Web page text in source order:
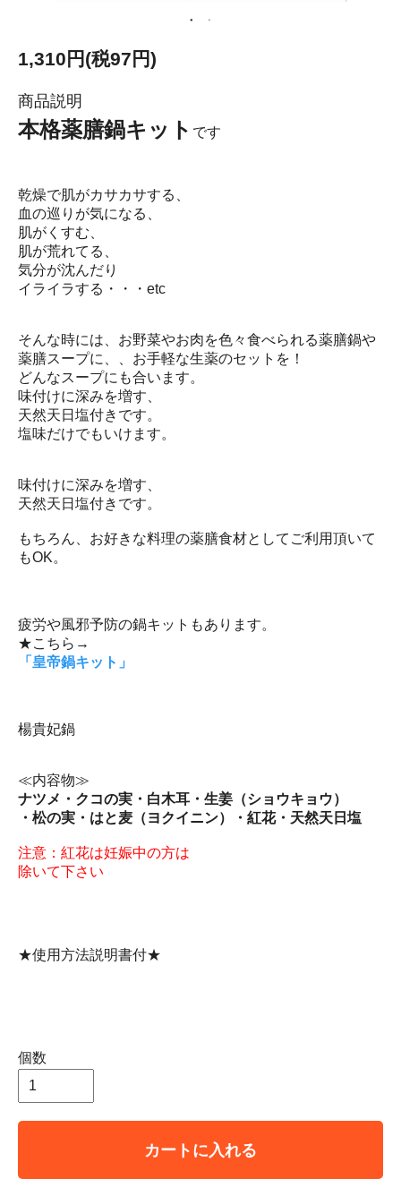
1,310円(税97円)
商品説明
本格薬膳鍋キット です
乾燥で肌がカサカサする、
血の巡りが気になる、
肌がくすむ、
肌が荒れてる、
気分が沈んだり
イライラする・・・etc
そんな時には、お野菜やお肉を色々食べられる薬膳鍋や
薬膳スープに、、お手軽な生薬のセットを！
どんなスープにも合います。
味付けに深みを増す、
天然天日塩付きです。
塩味だけでもいけます。
味付けに深みを増す、
天然天日塩付きです。
もちろん、お好きな料理の薬膳食材としてご利用頂いて
もOK。
疲労や風邪予防の鍋キットもあります。
★こちら→
「皇帝鍋キット」
楊貴妃鍋
≪内容物≫
ナツメ・クコの実・白木耳・生姜（ショウキョウ）
・松の実・はと麦（ヨクイニン）・紅花・天然天日塩
注意：紅花は妊娠中の方は
除いて下さい
★使用方法説明書付★
個数
カートに入れる